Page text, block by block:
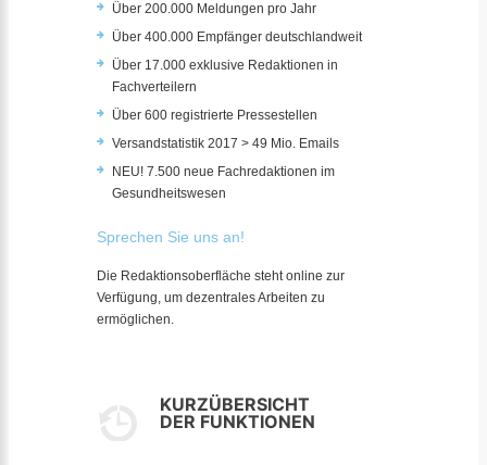
Über 200.000 Meldungen pro Jahr
Über 400.000 Empfänger deutschlandweit
Über 17.000 exklusive Redaktionen in
Fachverteilern
Über 600 registrierte Pressestellen
Versandstatistik 2017 > 49 Mio. Emails
NEU! 7.500 neue Fachredaktionen im
Gesundheitswesen
Sprechen Sie uns an!
Die Redaktionsoberfläche steht online zur
Verfügung, um dezentrales Arbeiten zu
ermöglichen.
KURZÜBERSICHT
DER FUNKTIONEN